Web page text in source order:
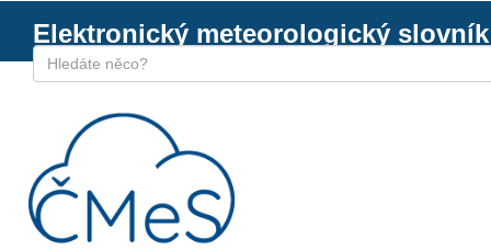
Elektronický meteorologický slovník